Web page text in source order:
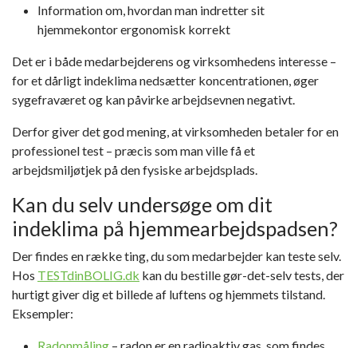
Information om, hvordan man indretter sit
hjemmekontor ergonomisk korrekt
Det er i både medarbejderens og virksomhedens interesse –
for et dårligt indeklimanedsætter koncentrationen, øger
sygefraværet og kan påvirke arbejdsevnen negativt.
Derfor giver det god mening, at virksomheden betaler for en
professionel test – præcis som man ville få et
arbejdsmiljøtjek på den fysiske arbejdsplads.
Kan du selv undersøge om dit
indeklima på hjemmearbejdspadsen?
Der findes en række ting, du som medarbejder kan teste selv.
Hos TESTdinBOLIG.dk kan du bestillegør-det-selv tests, der
hurtigt giver dig et billede af luftens og hjemmets tilstand.
Eksempler: